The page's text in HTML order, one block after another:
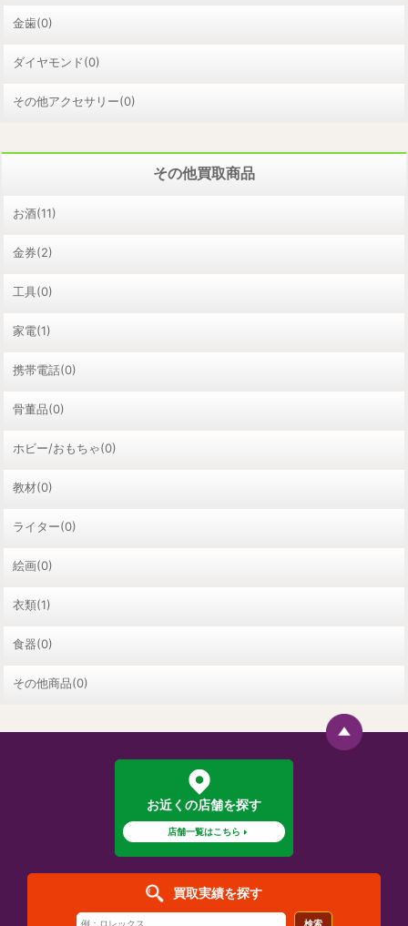
金歯(0)
ダイヤモンド(0)
その他アクセサリー(0)
その他買取商品
お酒(11)
金券(2)
工具(0)
家電(1)
携帯電話(0)
骨董品(0)
ホビー/おもちゃ(0)
教材(0)
ライター(0)
絵画(0)
衣類(1)
食器(0)
その他商品(0)
お近くの店舗を探す
店舗一覧はこちら
買取実績を探す
検索